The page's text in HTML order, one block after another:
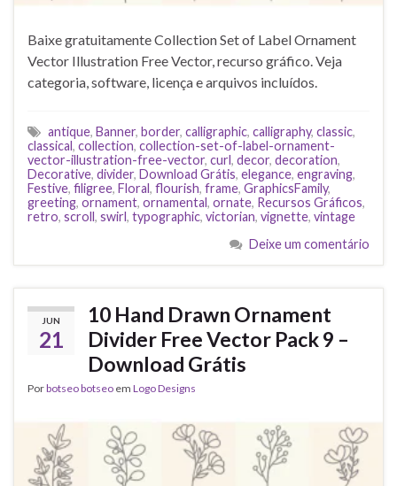
Baixe gratuitamente Collection Set of Label Ornament
Vector Illustration Free Vector, recurso gráfico. Veja
categoria, software, licença e arquivos incluídos.
antique, Banner, border, calligraphic, calligraphy, classic,
classical, collection, collection-set-of-label-ornament-
vector-illustration-free-vector, curl, decor, decoration,
Decorative, divider, Download Grátis, elegance, engraving,
Festive, filigree, Floral, flourish, frame, GraphicsFamily,
greeting, ornament, ornamental, ornate, Recursos Gráficos,
retro, scroll, swirl, typographic, victorian, vignette, vintage
Deixe um comentário
JUN
21
10 Hand Drawn Ornament
Divider Free Vector Pack 9 –
Download Grátis
Porbotseo botseo em Logo Designs